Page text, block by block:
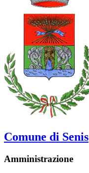
Comune di Senis
Amministrazione